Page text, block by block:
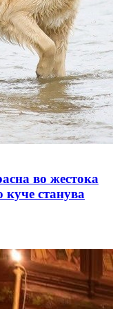
во жестока
куче станува